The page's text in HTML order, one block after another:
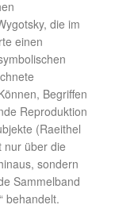
die im
einen
Begriffen
Reproduktion
(Raeithel
nur über die
sondern
Sammelband
behandelt.